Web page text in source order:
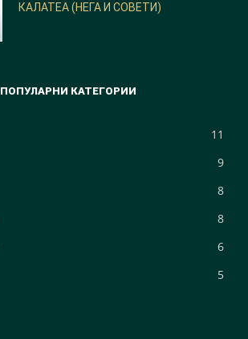
КАЛАТЕА (НЕГА И СОВЕТИ)
ПОПУЛАРНИ КАТЕГОРИИ
11
9
8
8
6
5